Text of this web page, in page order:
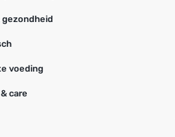
gezondheid
voeding
care